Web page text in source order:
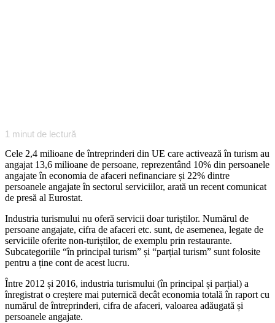
1 minut de lectură
Cele 2,4 milioane de întreprinderi din UE care activează în turism au
angajat 13,6 milioane de persoane, reprezentând 10% din persoanele
angajate în economia de afaceri nefinanciare și 22% dintre
persoanele angajate în sectorul serviciilor, arată un recent comunicat
de presă al Eurostat.
Industria turismului nu oferă servicii doar turiștilor. Numărul de
persoane angajate, cifra de afaceri etc. sunt, de asemenea, legate de
serviciile oferite non-turiștilor, de exemplu prin restaurante.
Subcategoriile “în principal turism” și “parțial turism” sunt folosite
pentru a ține cont de acest lucru.
Între 2012 și 2016, industria turismului (în principal și parțial) a
înregistrat o creștere mai puternică decât economia totală în raport cu
numărul de întreprinderi, cifra de afaceri, valoarea adăugată și
persoanele angajate.